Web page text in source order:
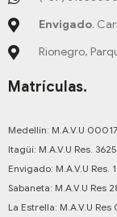
Envigado.
Rionegro,
Matrículas.
Medellín: M.A.V.U
Itagüí: M.A.V.U Res.
Envigado: M.A.V.U Res.
Sabaneta: M.A.V.U Res
La Estrella: M.A.V.U